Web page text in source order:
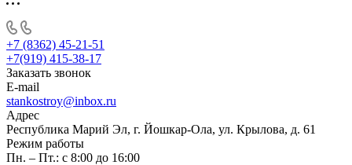
+7 (8362) 45-21-51
+7(919) 415-38-17
Заказать звонок
E-mail
stankostroy@inbox.ru
Адрес
Республика Марий Эл, г. Йошкар-Ола, ул. Крылова, д. 61
Режим работы
Пн. – Пт.: с 8:00 до 16:00